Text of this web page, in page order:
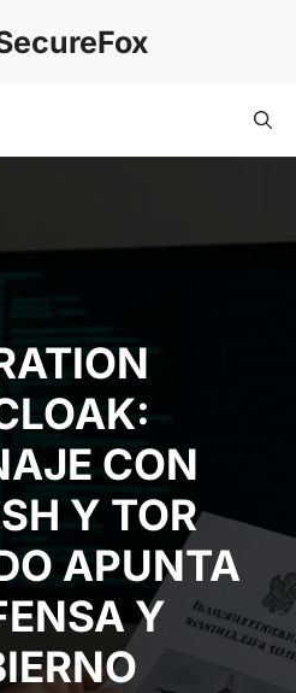
CON
Y TOR
APUNTA
Y